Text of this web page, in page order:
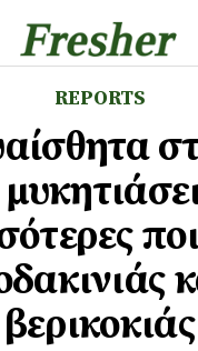
REPORTS
βερικοκιάς